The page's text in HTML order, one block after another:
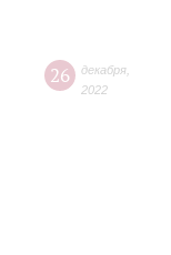
26 декабря
2022